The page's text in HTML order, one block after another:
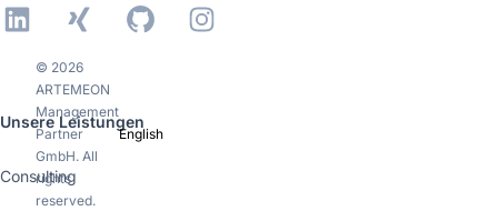
LinkedIn
Xing GitHubInstagram
Unsere Leistungen
Consulting
© 2026
ARTEMEON
Management
Partner
GmbH. All
rights
reserved.
English